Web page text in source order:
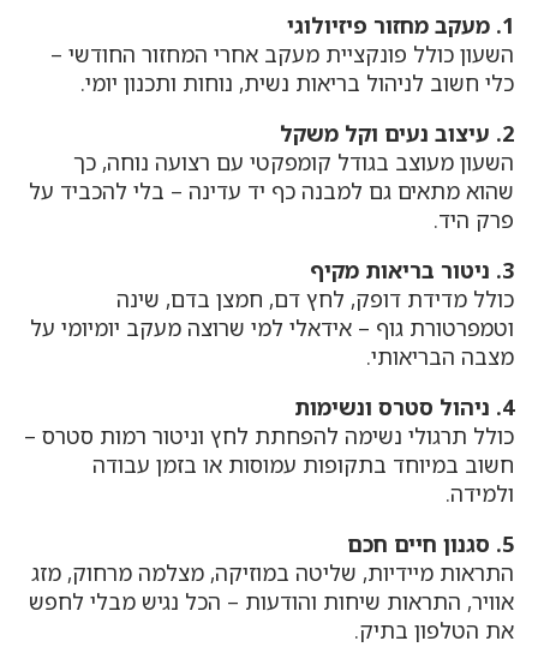
1. מעקב מחזור פיזיולוגי
השעון כולל פונקציית מעקב אחרי המחזור החודשי –
כלי חשוב לניהול בריאות נשית, נוחות ותכנון יומי.
2. עיצוב נעים וקל משקל
השעון מעוצב בגודל קומפקטי עם רצועה נוחה, כך
שהוא מתאים גם למבנה כף יד עדינה – בלי להכביד על
פרק היד.
3. ניטור בריאות מקיף
כולל מדידת דופק, לחץ דם, חמצן בדם, שינה
וטמפרטורת גוף – אידאלי למי שרוצה מעקב יומיומי על
מצבה הבריאותי.
4. ניהול סטרס ונשימות
כולל תרגולי נשימה להפחתת לחץ וניטור רמות סטרס –
חשוב במיוחד בתקופות עמוסות או בזמן עבודה
ולמידה.
5. סגנון חיים חכם
התראות מיידיות, שליטה במוזיקה, מצלמה מרחוק, מזג
אוויר, התראות שיחות והודעות – הכל נגיש מבלי לחפש
את הטלפון בתיק.